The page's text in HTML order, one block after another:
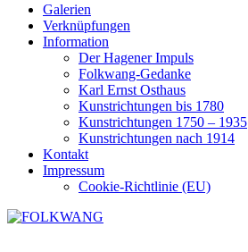
Galerien
Verknüpfungen
Information
Der Hagener Impuls
Folkwang-Gedanke
Karl Ernst Osthaus
Kunstrichtungen bis 1780
Kunstrichtungen 1750 – 1935
Kunstrichtungen nach 1914
Kontakt
Impressum
Cookie-Richtlinie (EU)